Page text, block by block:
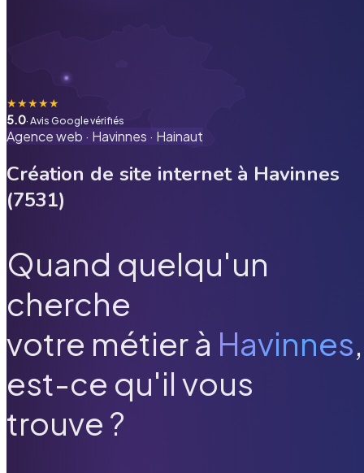
★★★★★
5.0· Avis Google vérifiés
Agence web · Havinnes · Hainaut
Création de site internet à Havinnes
(7531)
Quand quelqu'un
cherche
votre métier à Havinnes,
est-ce qu'il vous
trouve ?